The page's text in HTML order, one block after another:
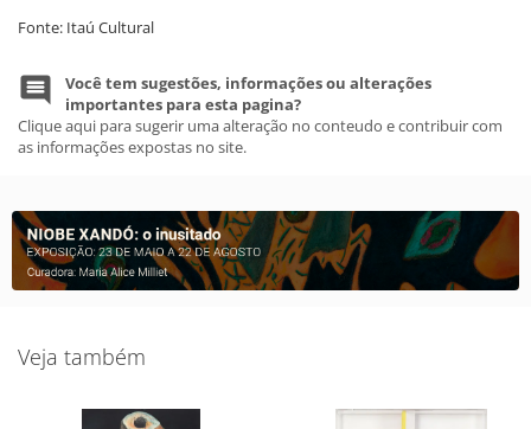
Fonte: Itaú Cultural
Você tem sugestões, informações ou alterações
importantes para esta pagina?
Clique aqui para sugerir uma alteração no conteudo e contribuir com
as informações expostas no site.
Veja também